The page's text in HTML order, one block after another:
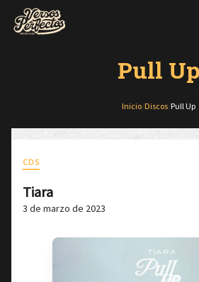
Pull Up
Inicio Discos Pull Up
CDS
Tiara
3 de marzo de 2023